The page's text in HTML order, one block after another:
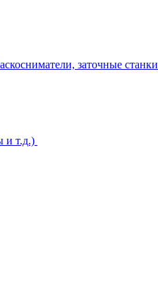
заточные станки
и т.д.)